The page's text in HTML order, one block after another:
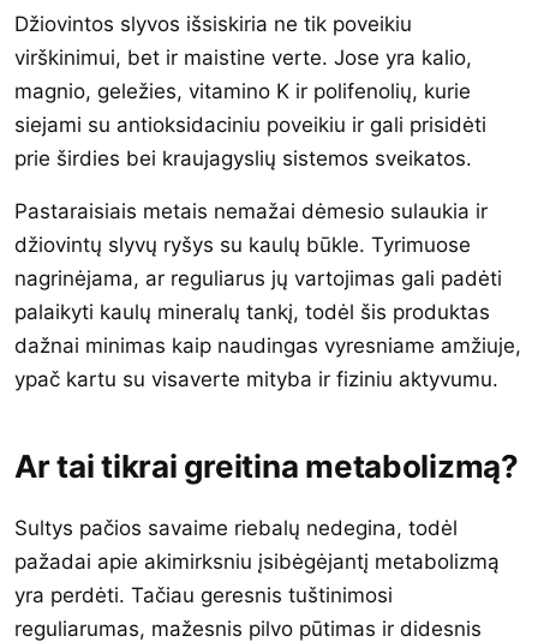
Džiovintos slyvos išsiskiria ne tik poveikiu
virškinimui, bet ir maistine verte. Jose yra kalio,
magnio, geležies, vitamino K ir polifenolių, kurie
siejami su antioksidaciniu poveikiu ir gali prisidėti
prie širdies bei kraujagyslių sistemos sveikatos.
Pastaraisiais metais nemažai dėmesio sulaukia ir
džiovintų slyvų ryšys su kaulų būkle. Tyrimuose
nagrinėjama, ar reguliarus jų vartojimas gali padėti
palaikyti kaulų mineralų tankį, todėl šis produktas
dažnai minimas kaip naudingas vyresniame amžiuje,
ypač kartu su visaverte mityba ir fiziniu aktyvumu.
Ar tai tikrai greitina metabolizmą?
Sultys pačios savaime riebalų nedegina, todėl
pažadai apie akimirksniu įsibėgėjantį metabolizmą
yra perdėti. Tačiau geresnis tuštinimosi
reguliarumas, mažesnis pilvo pūtimas ir didesnis